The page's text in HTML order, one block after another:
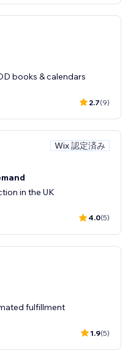
books & calendars
2.7(9)
Wix 認定済み
in the UK
4.0(5)
fulfillment
1.9(5)